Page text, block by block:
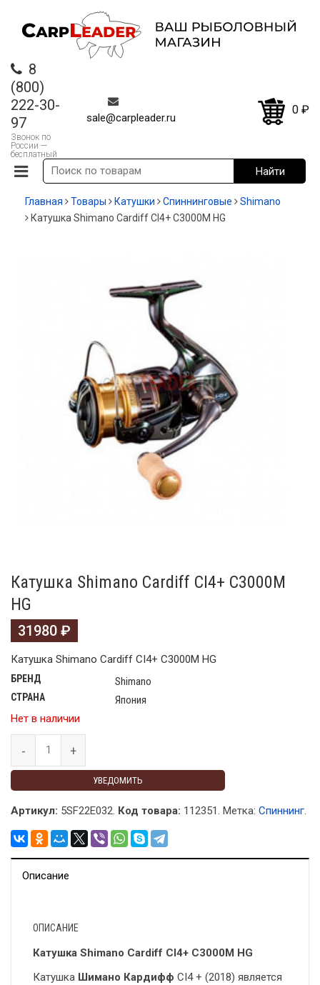
8
(800)
222-30-
97
Звонок по
России —
бесплатный
sale@carpleader.ru
0 ₽
Главная Товары Катушки Спиннинговые
Shimano
Катушка Shimano Cardiff CI4+ C3000M HG
Катушка Shimano Cardiff CI4+ C3000M
HG
31980 ₽
Катушка Shimano Cardiff CI4+ C3000M HG
БРЕНД Shimano
СТРАНА
Япония
Нет в наличии
УВЕДОМИТЬ
Артикул: 5SF22E032. Код товара: 112351. Метка: Спиннинг.
Описание
ОПИСАНИЕ
Катушка Shimano Cardiff CI4+ C3000M HG
Катушка Шимано Кардифф CI4 + (2018) является